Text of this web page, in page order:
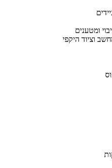
ומטענים
וציוד היקפי